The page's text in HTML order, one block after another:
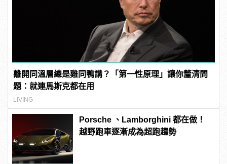
離開同溫層總是雞同鴨講？「第一性原理」讓你釐清問
題：就連馬斯克都在用
LIVING
Porsche 、Lamborghini 都在做！
越野跑車逐漸成為超跑趨勢